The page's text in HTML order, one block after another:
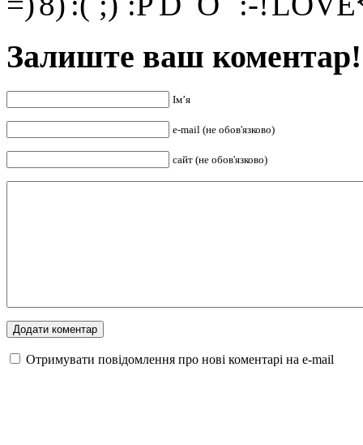
Залиште ваш коментар!
Ім’я
e-mail (не обов'язково)
сайт (не обов'язково)
Отримувати повідомлення про нові коментарі на е-mail